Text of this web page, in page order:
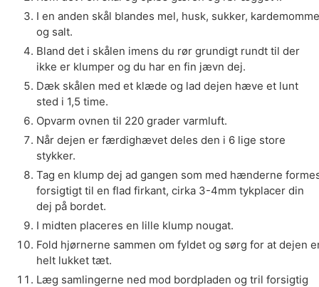
I en anden skål blandes mel, husk, sukker, kardemomme
og salt.
Bland det i skålen imens du rør grundigt rundt til der
ikke er klumper og du har en fin jævn dej.
Dæk skålen med et klæde og lad dejen hæve et lunt
sted i 1,5 time.
Opvarm ovnen til 220 grader varmluft.
Når dejen er færdighævet deles den i 6 lige store
stykker.
Tag en klump dej ad gangen som med hænderne
forsigtigt til en flad firkant, cirka 3-4mm tykplacer din
dej på bordet.
I midten placeres en lille klump nougat.
Fold hjørnerne sammen om fyldet og sørg for at dejen
helt lukket tæt.
Læg samlingerne ned mod bordpladen og tril forsigtig